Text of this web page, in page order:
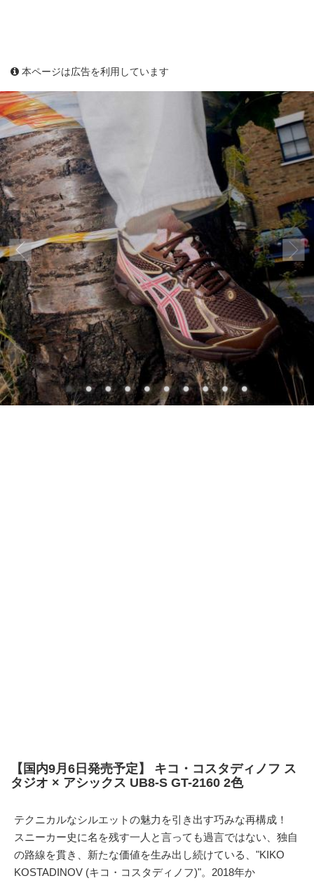
本ページは広告を利用しています
【国内9月6日発売予定】 キコ・コスタディノフ ス
タジオ × アシックス UB8-S GT-2160 2色
テクニカルなシルエットの魅力を引き出す巧みな再構成！
スニーカー史に名を残す一人と言っても過言ではない、独自
の路線を貫き、新たな価値を生み出し続けている、"KIKO
KOSTADINOV (キコ・コスタディノフ)"。2018年か